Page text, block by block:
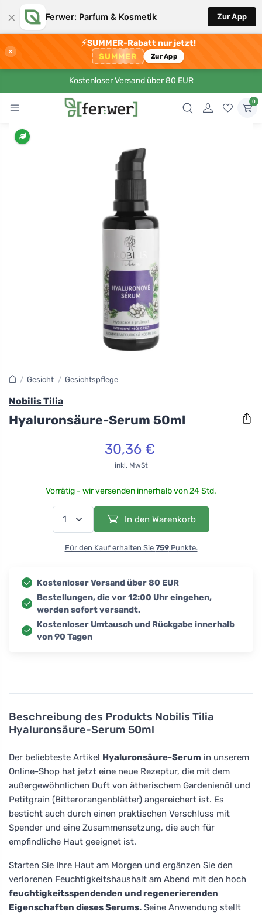
× Ferwer: Parfum & Kosmetik Zur App
×
⚡SUMMER-Rabatt nur jetzt!
SUMMER Zur App
Kostenloser Versand über 80 EUR
0
Beschreibung des Produkts Nobilis Tilia
Hyaluronsäure-Serum 50ml
Der beliebteste Artikel Hyaluronsäure-Serum in unserem
Online-Shop hat jetzt eine neue Rezeptur, die mit dem
außergewöhnlichen Duft von ätherischem Gardenienöl und
Petitgrain (Bitterorangenblätter) angereichert ist. Es
besticht auch durch einen praktischen Verschluss mit
Spender und eine Zusammensetzung, die auch für
empfindliche Haut geeignet ist.
Starten Sie Ihre Haut am Morgen und ergänzen Sie den
verlorenen Feuchtigkeitshaushalt am Abend mit den hoch
feuchtigkeitsspendenden und regenerierenden
Eigenschaften dieses Serums. Seine Anwendung stellt
/ Gesicht / Gesichtspflege
Nobilis Tilia
Hyaluronsäure-Serum 50ml
30,36 €
inkl. MwSt
Vorrätig - wir versenden innerhalb von 24 Std.
In den Warenkorb
Für den Kauf erhalten Sie 759Punkte.
Kostenloser Versand über 80 EUR
Bestellungen, die vor 12:00 Uhr eingehen,
werden sofort versandt.
Kostenloser Umtausch und Rückgabe innerhalb
von 90 Tagen